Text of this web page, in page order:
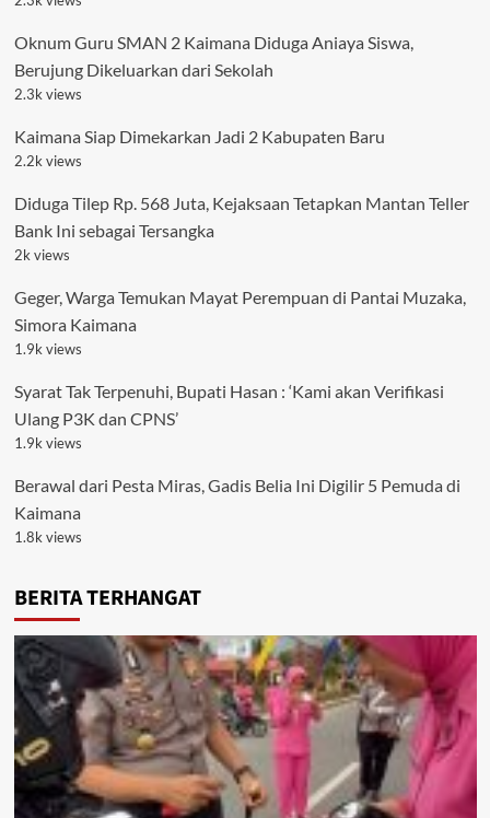
Oknum Guru SMAN 2 Kaimana Diduga Aniaya Siswa,
Berujung Dikeluarkan dari Sekolah
2.3k views
Kaimana Siap Dimekarkan Jadi 2 Kabupaten Baru
2.2k views
Diduga Tilep Rp. 568 Juta, Kejaksaan Tetapkan Mantan Teller
Bank Ini sebagai Tersangka
2k views
Geger, Warga Temukan Mayat Perempuan di Pantai Muzaka,
Simora Kaimana
1.9k views
Syarat Tak Terpenuhi, Bupati Hasan : ‘Kami akan Verifikasi
Ulang P3K dan CPNS’
1.9k views
Berawal dari Pesta Miras, Gadis Belia Ini Digilir 5 Pemuda di
Kaimana
1.8k views
BERITA TERHANGAT